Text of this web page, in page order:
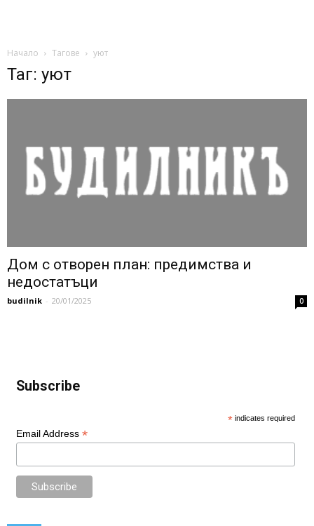
Начало Тагове уют
Таг: уют
Дом с отворен план: предимства и
недостатъци
budilnik - 20/01/2025 0
Subscribe
* indicates required
Email Address *